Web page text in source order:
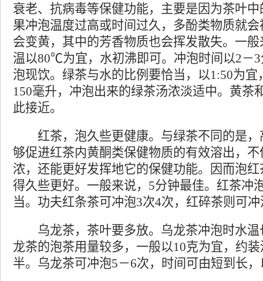
衰老、抗病毒等保健功能，主要是因为茶叶
果冲泡温度过高或时间过久，多酚类物质就
会变黄，其中的芳香物质也会挥发散失。一
温以80℃为宜，水初沸即可。冲泡时间以2－
泡现饮。绿茶与水的比例要恰当，以1:50为宜
150毫升，冲泡出来的绿茶汤浓淡适中。黄茶
此接近。
红茶，泡久些更健康。与绿茶不同的是，
够促进红茶内黄酮类保健物质的有效溶出，
浓，还能更好发挥地它的保健功能。因而泡
得久些更好。一般来说，5分钟最佳。红茶冲
当。功夫红条茶可冲泡3次4次，红碎茶则可
乌龙茶，茶叶要多放。乌龙茶冲泡时水温
龙茶的泡茶用量较多，一般以10克为宜，约
半。乌龙茶可冲泡5－6次，时间可由短到长